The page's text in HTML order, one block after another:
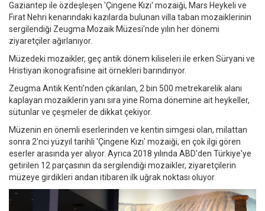
Gaziantep ile özdeşleşen 'Çingene Kızı' mozaiği, Mars Heykeli ve
Fırat Nehri kenarındaki kazılarda bulunan villa taban mozaiklerinin
sergilendiği Zeugma Mozaik Müzesi'nde yılın her dönemi
ziyaretçiler ağırlanıyor.
Müzedeki mozaikler, geç antik dönem kiliseleri ile erken Süryani ve
Hristiyan ikonografisine ait örnekleri barındırıyor.
Zeugma Antik Kenti’nden çıkarılan, 2 bin 500 metrekarelik alanı
kaplayan mozaiklerin yanı sıra yine Roma dönemine ait heykeller,
sütunlar ve çeşmeler de dikkat çekiyor.
Müzenin en önemli eserlerinden ve kentin simgesi olan, milattan
sonra 2'nci yüzyıl tarihli 'Çingene Kızı' mozaiği, en çok ilgi gören
eserler arasında yer alıyor. Ayrıca 2018 yılında ABD'den Türkiye'ye
getirilen 12 parçasının da sergilendiği mozaikler, ziyaretçilerin
müzeye girdikleri andan itibaren ilk uğrak noktası oluyor.